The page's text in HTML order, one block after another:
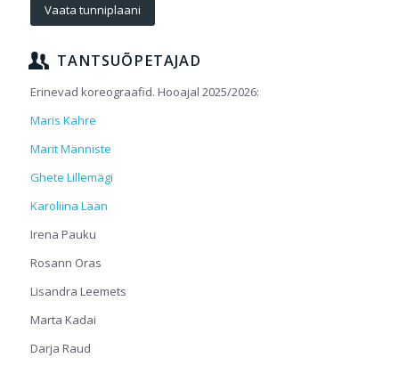
Vaata tunniplaani
TANTSUÕPETAJAD
Erinevad koreograafid. Hooajal 2025/2026:
Maris Kahre
Marit Männiste
Ghete Lillemägi
Karoliina Lään
Irena Pauku
Rosann Oras
Lisandra Leemets
Marta Kadai
Darja Raud